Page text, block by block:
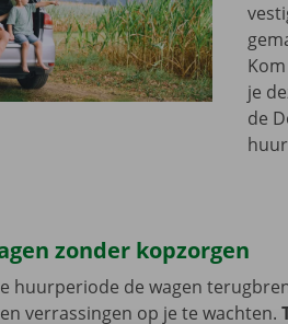
je
de
zonder kopzorgen
huurperiode de wagen
verrassingen op je te wachten.